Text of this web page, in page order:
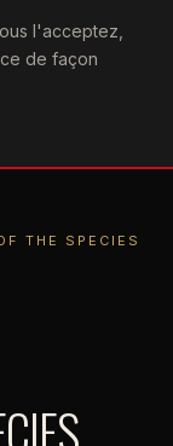
l'acceptez,
de façon
THE SPECIES